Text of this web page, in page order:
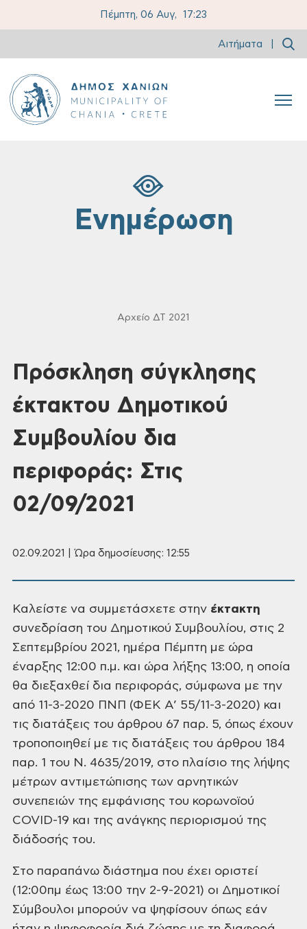
Πέμπτη, 06 Αυγ, 17:23
Αιτήματα
Ενημέρωση
Αρχείο ΔΤ 2021
Πρόσκληση σύγκλησης
έκτακτου Δημοτικού
Συμβουλίου δια
περιφοράς: Στις
02/09/2021
02.09.2021 | Ώρα δημοσίευσης: 12:55
Καλείστε να συμμετάσχετε στην έκτακτη
συνεδρίαση του Δημοτικού Συμβουλίου, στις 2
Σεπτεμβρίου 2021, ημέρα Πέμπτη με ώρα
έναρξης 12:00 π.μ. και ώρα λήξης 13:00, η οποία
θα διεξαχθεί δια περιφοράς, σύμφωνα με την
από 11-3-2020 ΠΝΠ (ΦΕΚ Α’ 55/11-3-2020) και
τις διατάξεις του άρθρου 67 παρ. 5, όπως έχουν
τροποποιηθεί με τις διατάξεις του άρθρου 184
παρ. 1 του Ν. 4635/2019, στο πλαίσιο της λήψης
μέτρων αντιμετώπισης των αρνητικών
συνεπειών της εμφάνισης του κορωνοϊού
COVID-19 και της ανάγκης περιορισμού της
διάδοσής του.
Στο παραπάνω διάστημα που έχει οριστεί
(12:00πμ έως 13:00 την 2-9-2021) οι Δημοτικοί
Σύμβουλοι μπορούν να ψηφίσουν όπως εάν